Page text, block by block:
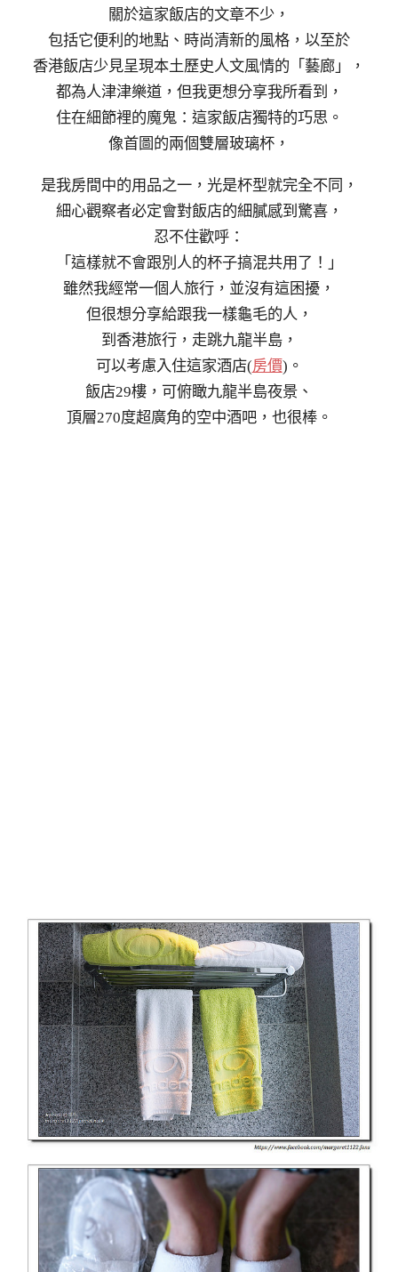
關於這家飯店的文章不少，
包括它便利的地點、時尚清新的風格，以至於
香港飯店少見呈現本土歷史人文風情的「藝廊」，
都為人津津樂道，但我更想分享我所看到，
住在細節裡的魔鬼：這家飯店獨特的巧思。
像首圖的兩個雙層玻璃杯，
是我房間中的用品之一，光是杯型就完全不同，
細心觀察者必定會對飯店的細膩感到驚喜，
忍不住歡呼：
「這樣就不會跟別人的杯子搞混共用了！」
雖然我經常一個人旅行，並沒有這困擾，
但很想分享給跟我一樣龜毛的人，
到香港旅行，走跳九龍半島，
可以考慮入住這家酒店(房價)。
飯店29樓，可俯瞰九龍半島夜景、
頂層270度超廣角的空中酒吧，也很棒。